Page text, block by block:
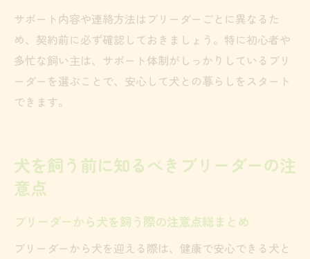
サポート内容や連絡方法はブリーダーごとに異なるた
め、契約前に必ず確認しておきましょう。特に初心者や
多忙な飼い主は、サポート体制がしっかりしているブリ
ーダーを選ぶことで、安心して犬との暮らしをスタート
できます。
犬を飼う前に知るべきブリーダーの注
意点
ブリーダーから犬を飼う際の注意点総まとめ
ブリーダーから犬を迎える際は、健康で安心できる犬と